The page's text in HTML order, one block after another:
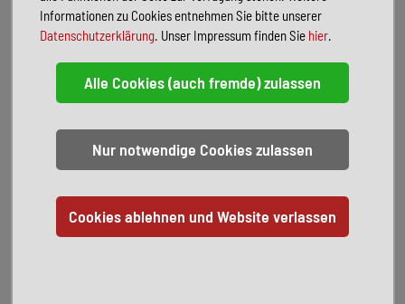
Style-Paket MB Teilintegriert
Kühlergrill-mit Chrom-Applikationen
Lack. Aussenteile-Front/Anbauteile
Nebelscheinwerfer-mit Abbiegelicht
Wohnkomfortpaket 4
Holzrost in Duschwanne
Spannbetttuch Festbett
Indirekte Beleuchtung
Steckdosen-Paket
2. Wohnraumbatterie 80 AH Lithium
3. Wohnraumbatterie 160 AH Lithium
Wechselrichter 12V/230V 1800W
Informationen zu Cookies entnehmen Sie bitte unserer
Datenschutzerklärung. Unser Impressum finden Sie hier.